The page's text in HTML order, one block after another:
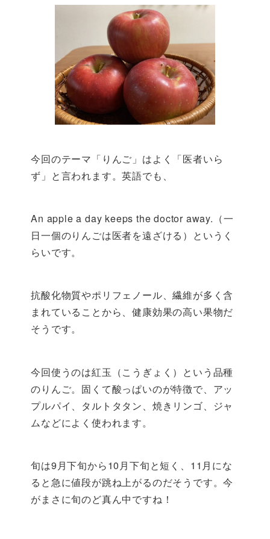
今回のテーマ「りんご」はよく「医者いら
ず」と言われます。英語でも、
An apple a day keeps the doctor away.（一
日一個のりんごは医者を遠ざける）というく
らいです。
抗酸化物質やポリフェノール、繊維が多く含
まれていることから、健康効果の高い果物だ
そうです。
今回使うのは紅玉（こうぎょく）という品種
のりんご。固くて酸っぱいのが特徴で、アッ
プルパイ、タルトタタン、焼きリンゴ、ジャ
ムなどによく使われます。
旬は9月下旬から10月下旬と短く、11月にな
ると急に値段が跳ね上がるのだそうです。今
がまさに旬のど真ん中ですね！